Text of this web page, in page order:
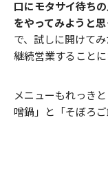
口にモタサイ待ち
をやってみようと思
で、試しに開けて
継続営業することに
メニューもれっき
噌鍋」と「そぼろご